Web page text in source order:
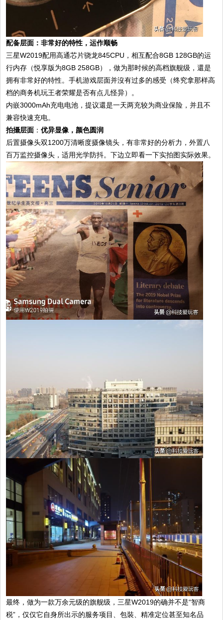
配备层面：非常好的特性，运作顺畅
三星W2019配用高通芯片骁龙845CPU，相互配合8GB 128GB的运
行内存（悦享版为8GB 258GB），做为那时候的高档旗舰级，還是
拥有非常好的特性。手机游戏层面并沒有过多的感受（终究拿那样高
档的商务机玩王者荣耀是否有点儿怪异）。
内嵌3000mAh充电电池，提议還是一天两充较为商业保险，并且不
兼容快速充电。
拍攝层面 ：优异显像，颜色圆润
后置摄像头双1200万清晰度摄像镜头，有非常好的分析力，外置八
百万监控摄像头，适用光学防抖。下边立即看一下实拍图实际效果。
最终，做为一款万余元级的旗舰级，三星W2019的确并不是“智商
税”，仅仅它自身所出示的服务项目、包裝、精准定位甚至知名品